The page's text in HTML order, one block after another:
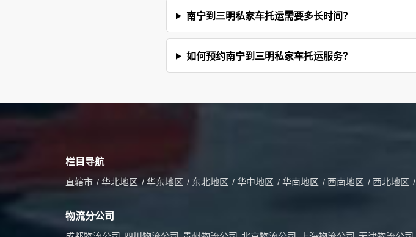
南宁到三明私家车托运需要多长时间？
如何预约南宁到三明私家车托运服务？
栏目导航
直辖市 / 华北地区 / 华东地区 / 东北地区 / 华中地区 / 华南地区 / 西南地区 / 西北地区 /
物流分公司